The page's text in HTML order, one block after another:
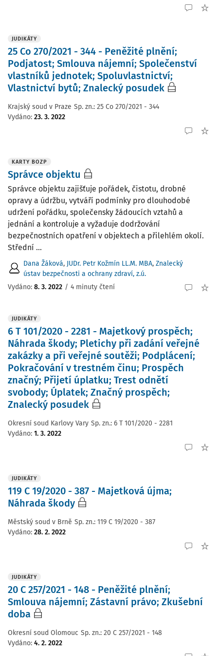
JUDIKÁTY
25 Co 270/2021 - 344 - Peněžité plnění;
Podjatost; Smlouva nájemní; Společenství
vlastníků jednotek; Spoluvlastnictví;
Vlastnictví bytů; Znalecký posudek
Krajský soud v Praze Sp. zn.: 25 Co 270/2021 - 344
Vydáno: 23. 3. 2022
KARTY BOZP
Správce objektu
Správce objektu zajišťuje pořádek, čistotu, drobné
opravy a údržbu, vytváří podmínky pro dlouhodobé
udržení pořádku, společensky žádoucích vztahů a
jednání a kontroluje a vyžaduje dodržování
bezpečnostních opatření v objektech a přilehlém okolí.
Střední ...
Dana Žáková, JUDr. Petr Kožmín LL.M. MBA, Znalecký
ústav bezpečnosti a ochrany zdraví, z.ú.
Vydáno: 8. 3. 2022 / 4 minuty čtení
JUDIKÁTY
6 T 101/2020 - 2281 - Majetkový prospěch;
Náhrada škody; Pletichy při zadání veřejné
zakázky a při veřejné soutěži; Podplácení;
Pokračování v trestném činu; Prospěch
značný; Přijetí úplatku; Trest odnětí
svobody; Úplatek; Značný prospěch;
Znalecký posudek
Okresní soud Karlovy Vary Sp. zn.: 6 T 101/2020 - 2281
Vydáno: 1. 3. 2022
JUDIKÁTY
119 C 19/2020 - 387 - Majetková újma;
Náhrada škody
Městský soud v Brně Sp. zn.: 119 C 19/2020 - 387
Vydáno: 28. 2. 2022
JUDIKÁTY
20 C 257/2021 - 148 - Peněžité plnění;
Smlouva nájemní; Zástavní právo; Zkušební
doba
Okresní soud Olomouc Sp. zn.: 20 C 257/2021 - 148
Vydáno: 4. 2. 2022